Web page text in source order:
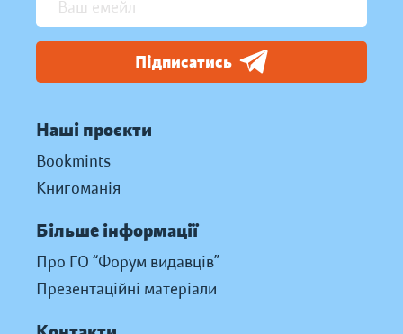
Підписатись
Наші проєкти
Bookmints
Книгоманія
Більше інформації
Про ГО “Форум видавців”
Презентаційні матеріали